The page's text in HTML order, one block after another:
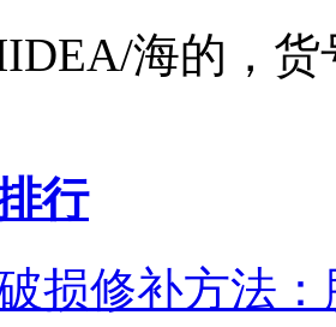
海的，货
行
损修补方法